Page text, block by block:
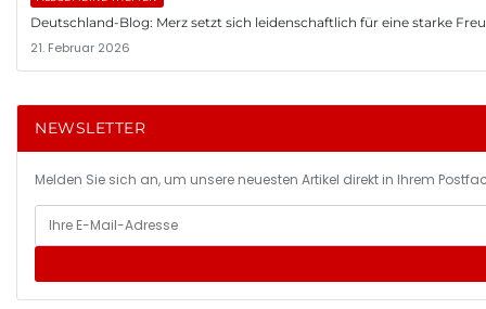
Deutschland-Blog: Merz setzt sich leidenschaftlich für eine starke
21. Februar 2026
NEWSLETTER
Melden Sie sich an, um unsere neuesten Artikel direkt in Ihrem